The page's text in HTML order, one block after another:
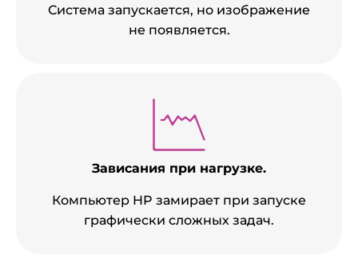
Система запускается, но изображение
не появляется.
Зависания при нагрузке.
Компьютер HP замирает при запуске
графически сложных задач.